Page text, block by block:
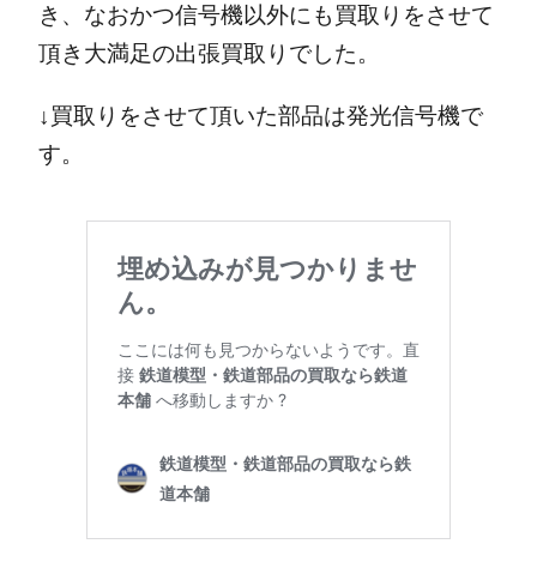
き、なおかつ信号機以外にも買取りをさせて
頂き大満足の出張買取りでした。
↓買取りをさせて頂いた部品は発光信号機で
す。